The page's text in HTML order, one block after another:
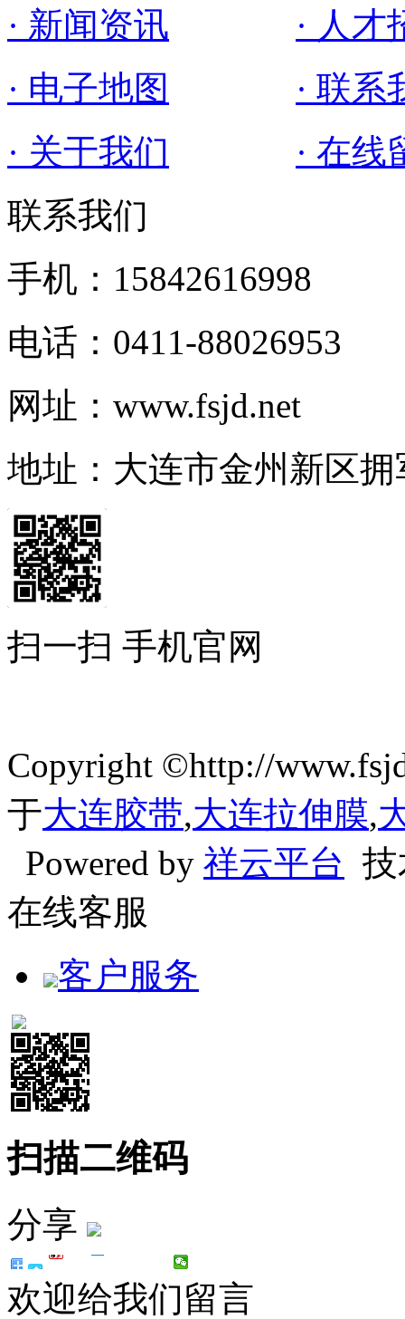
· 新闻资讯
· 人才
· 电子地图
· 联系
· 关于我们
· 在线
联系我们
手机：15842616998
电话：0411-88026953
网址：www.fsjd.net
地址：大连市金州新区
扫一扫 手机官网
Copyright ©http://
于大连胶带,大连拉伸膜,
Powered by 祥云平台
在线客服
客户服务
扫描二维码
分享
欢迎给我们留言